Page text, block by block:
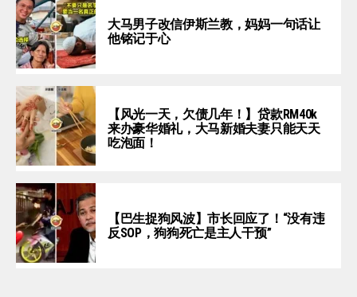
大马男子改信伊斯兰教，妈妈一句话让
他铭记于心
【风光一天，欠债几年！】贷款RM40k
来办豪华婚礼，大马新婚夫妻只能天天
吃泡面！
【巴生捉狗风波】市长回应了！“没有违
反SOP，狗狗死亡是主人干预”